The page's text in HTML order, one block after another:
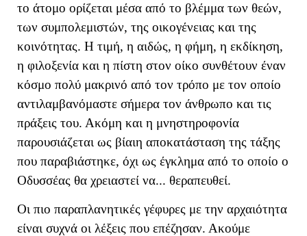
το άτομο ορίζεται μέσα από το βλέμμα των θεών,
των συμπολεμιστών, της οικογένειας και της
κοινότητας. Η τιμή, η αιδώς, η φήμη, η εκδίκηση,
η φιλοξενία και η πίστη στον οίκο συνθέτουν έναν
κόσμο πολύ μακρινό από τον τρόπο με τον οποίο
αντιλαμβανόμαστε σήμερα τον άνθρωπο και τις
πράξεις του. Ακόμη και η μνηστηροφονία
παρουσιάζεται ως βίαιη αποκατάσταση της τάξης
που παραβιάστηκε, όχι ως έγκλημα από το οποίο ο
Οδυσσέας θα χρειαστεί να... θεραπευθεί.
Οι πιο παραπλανητικές γέφυρες με την αρχαιότητα
είναι συχνά οι λέξεις που επέζησαν. Ακούμε